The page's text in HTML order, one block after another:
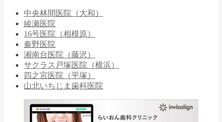
中央林間医院（大和）
綾瀬医院
16号医院（相模原）
秦野医院
湘南台医院（藤沢）
サクラス戸塚医院（横浜）
四之宮医院（平塚）
山北いちじま歯科医院